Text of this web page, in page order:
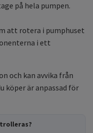
på hela pumpen.
att rotera i pumphuset
i ett
och kan avvika från
köper är anpassad för